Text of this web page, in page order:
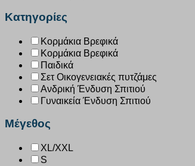
Κατηγορίες
Κορμάκια Βρεφικά
Κορμάκια Βρεφικά
Παιδικά
Σετ Οικογενειακές πυτζάμες
Ανδρική Ένδυση Σπιτιού
Γυναικεία Ένδυση Σπιτιού
Μέγεθος
XL/XXL
S